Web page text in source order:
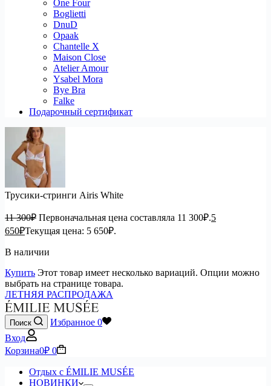
One Four
Boglietti
DnuD
Opaak
Chantelle X
Maison Close
Atelier Amour
Ysabel Mora
Bye Bra
Falke
Подарочный сертификат
Трусики-стринги Airis White
11 300₽ Первоначальная цена составляла 11 300₽.5
650₽Текущая цена: 5 650₽.
В наличии
Купить Этот товар имеет несколько вариаций. Опции можно
выбрать на странице товара.
ЛЕТНЯЯ РАСПРОДАЖА
Поиск Избранное 0
Вход
Корзина0₽ 0
Отдых с ÉMILIE MUSÉE
НОВИНКИ